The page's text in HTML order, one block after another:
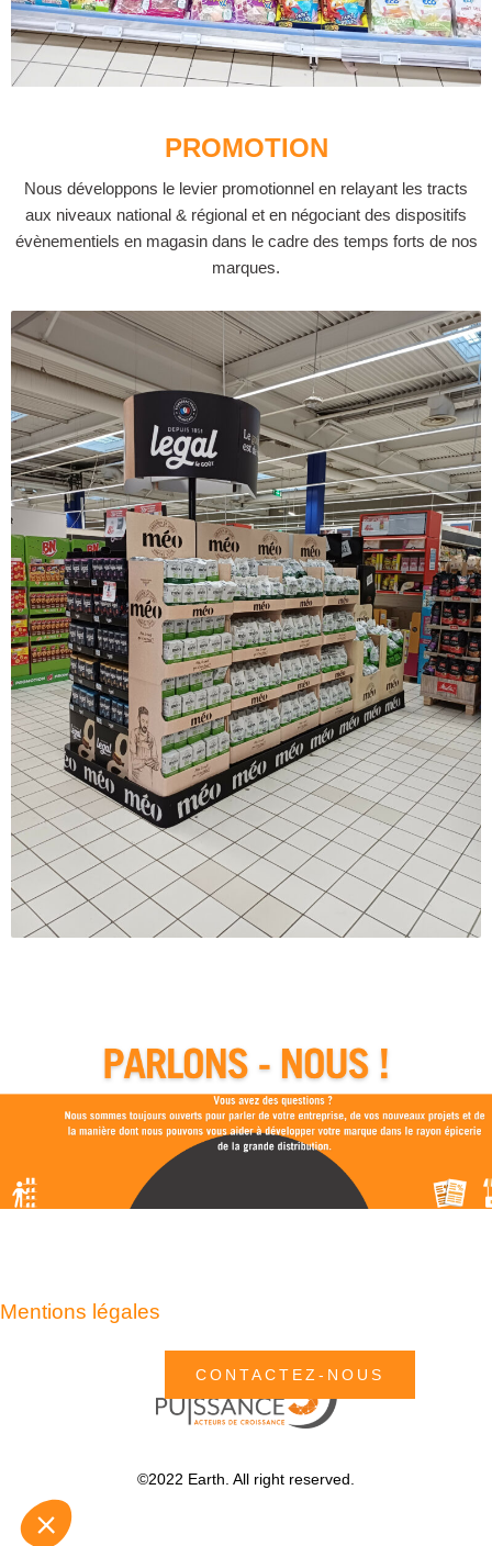
PROMOTION
Nous développons le levier promotionnel en relayant les tracts
aux niveaux national & régional et en négociant des dispositifs
évènementiels en magasin dans le cadre des temps forts de nos
marques.
CONTACTEZ-NOUS
Mentions légales
©2022 Earth. All right reserved.